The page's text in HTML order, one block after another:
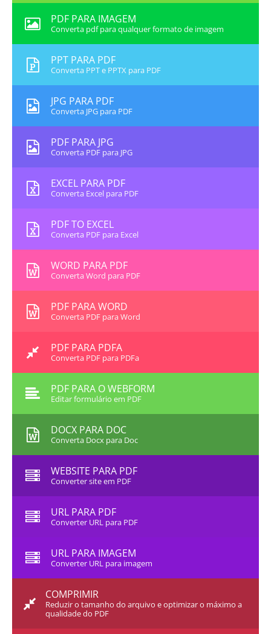
PDF PARA IMAGEM
Converta pdf para qualquer formato de imagem
PPT PARA PDF
Converta PPT e PPTX para PDF
JPG PARA PDF
Converta JPG para PDF
PDF PARA JPG
Converta PDF para JPG
EXCEL PARA PDF
Converta Excel para PDF
PDF TO EXCEL
Converta PDF para Excel
WORD PARA PDF
Converta Word para PDF
PDF PARA WORD
Converta PDF para Word
PDF PARA PDFA
Converta PDF para PDFa
PDF PARA O WEBFORM
Editar formulário em PDF
DOCX PARA DOC
Converta Docx para Doc
WEBSITE PARA PDF
Converter site em PDF
URL PARA PDF
Converter URL para PDF
URL PARA IMAGEM
Converter URL para imagem
COMPRIMIR
Reduzir o tamanho do arquivo e optimizar o máximo a
qualidade do PDF